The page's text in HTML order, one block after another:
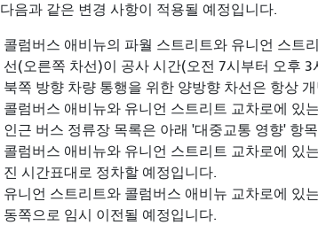
다음과 같은 변경 사항이 적용될 예정입니다.
콜럼버스 애비뉴의 파월 스트리트와 유니언 스트
선(오른쪽 차선)이 공사 시간(오전 7시부터 오후
북쪽 방향 차량 통행을 위한 양방향 차선은 항상
콜럼버스 애비뉴와 유니언 스트리트 교차로에 있
인근 버스 정류장 목록은 아래 '대중교통 영향' 항
콜럼버스 애비뉴와 유니언 스트리트 교차로에 있
진 시간표대로 정차할 예정입니다.
유니언 스트리트와 콜럼버스 애비뉴 교차로에 있
동쪽으로 임시 이전될 예정입니다.